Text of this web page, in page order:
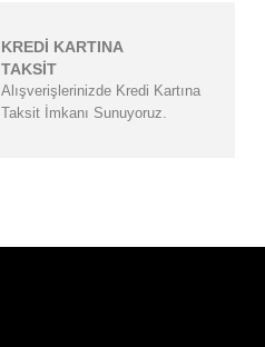
KREDİ KARTINA
TAKSİT
Alışverişlerinizde Kredi Kartına
Taksit İmkanı Sunuyoruz.